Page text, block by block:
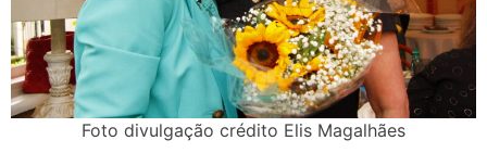
Foto divulgação crédito Elis Magalhães